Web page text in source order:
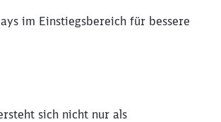
im Einstiegsbereich für bessere
sich nicht nur als